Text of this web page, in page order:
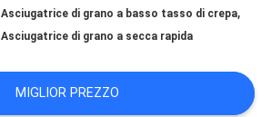
Asciugatrice di grano a basso tasso di crepa,
Asciugatrice di grano a secca rapida
MIGLIOR PREZZO